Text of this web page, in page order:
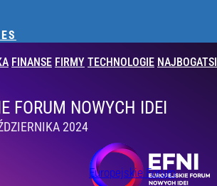
FINANSE FIRMY TECHNOLOGIE NAJBOGATSI
FORUM NOWYCH IDEI
2024
Europejskie Forum